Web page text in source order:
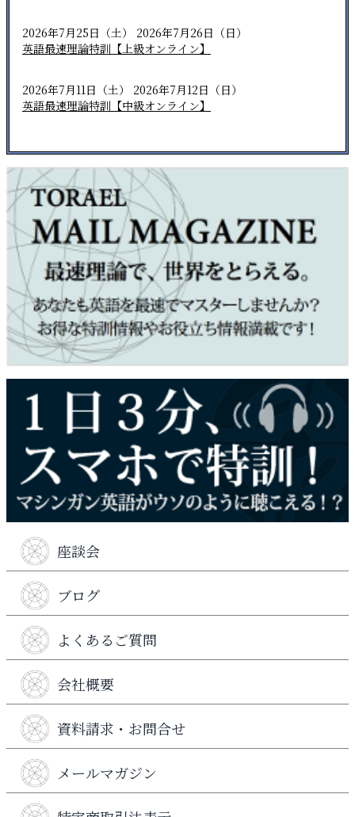
2026年7月25日（土） 2026年7月26日（日）
英語最速理論特訓【上級オンライン】
2026年7月11日（土） 2026年7月12日（日）
英語最速理論特訓【中級オンライン】
座談会
ブログ
よくあるご質問
会社概要
資料請求・お問合せ
メールマガジン